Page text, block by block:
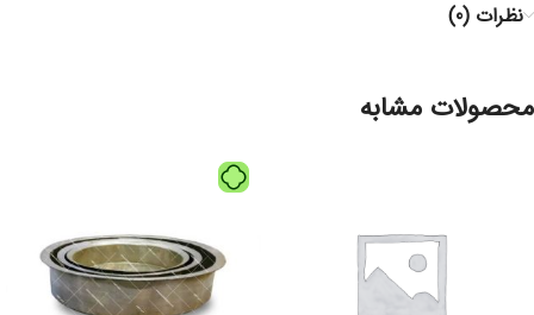
نظرات (0)
محصولات مشابه